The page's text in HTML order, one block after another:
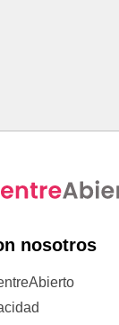
nosotros